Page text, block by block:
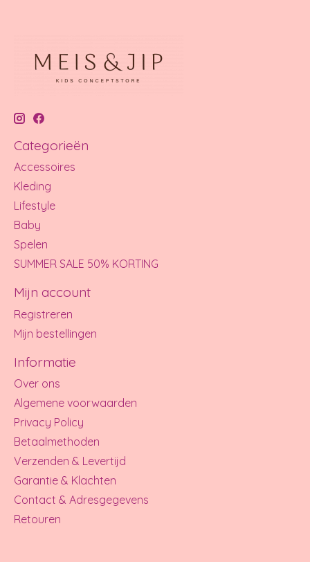
Categorieën
Accessoires
Kleding
Lifestyle
Baby
Spelen
SUMMER SALE 50% KORTING
Mijn account
Registreren
Mijn bestellingen
Informatie
Over ons
Algemene voorwaarden
Privacy Policy
Betaalmethoden
Verzenden & Levertijd
Garantie & Klachten
Contact & Adresgegevens
Retouren